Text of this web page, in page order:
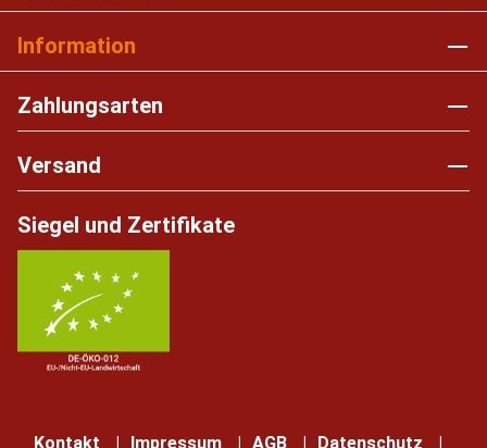
Information
Zahlungsarten
Versand
Siegel und Zertifikate
Kontakt Impressum AGB
Datenschutz